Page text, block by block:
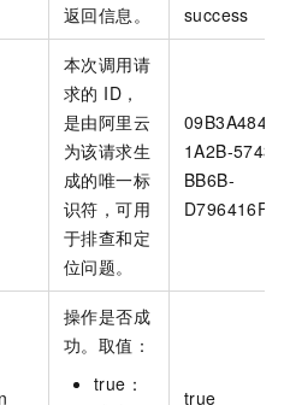
返回信息。 success
本次调用请
求的 ID，
是由阿里云
为该请求生
成的唯一标
识符，可用
于排查和定
位问题。
09B3A484-
1A2B-5743-
BB6B-
操作是否成
功。取值：
true：
true